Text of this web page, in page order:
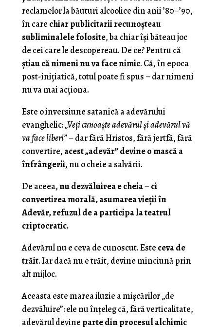
reclamelor la băuturi alcoolice din anii ’80–’90,
în care chiar publicitarii recunoșteau
subliminalele folosite, ba chiar își băteau joc
de cei care le descopereau. De ce? Pentru că
știau că nimeni nu va face nimic. Că, în epoca
post-inițiatică, totul poate fi spus – dar nimeni
nu va mai acționa.
Este o inversiune satanică a adevărului
evanghelic:„Veți cunoaște adevărul și adevărul vă
va face liberi”– dar fără Hristos, fără jertfă, fără
convertire, acest „adevăr” devine o mască a
înfrângerii, nu o cheie a salvării.
De aceea,nu dezvăluirea e cheia – ci
convertirea morală, asumarea vieții în
Adevăr, refuzul de a participa la teatrul
criptocratic.
Adevărul nu e ceva de cunoscut. Este ceva de
trăit. Iar dacă nu e trăit, devine minciună prin
alt mijloc.
Aceasta este marea iluzie a mișcărilor „de
dezvăluire”: ele nu înțeleg că, fără verticalitate,
adevărul devine parte din procesul alchimic